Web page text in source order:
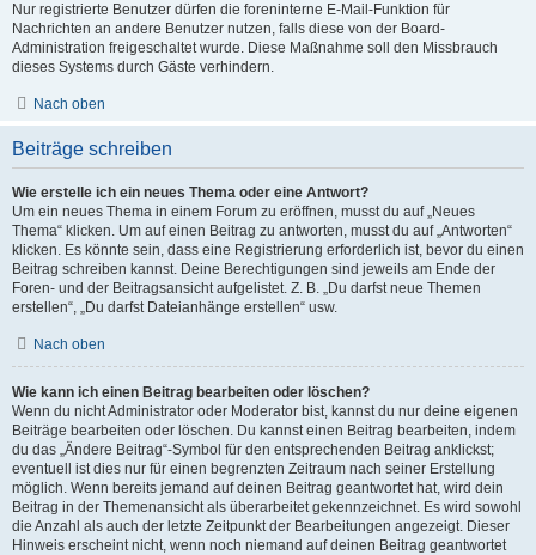
Nur registrierte Benutzer dürfen die foreninterne E-Mail-Funktion für
Nachrichten an andere Benutzer nutzen, falls diese von der Board-
Administration freigeschaltet wurde. Diese Maßnahme soll den Missbrauch
dieses Systems durch Gäste verhindern.
Nach oben
Beiträge schreiben
Wie erstelle ich ein neues Thema oder eine Antwort?
Um ein neues Thema in einem Forum zu eröffnen, musst du auf „Neues
Thema“ klicken. Um auf einen Beitrag zu antworten, musst du auf „Antworten“
klicken. Es könnte sein, dass eine Registrierung erforderlich ist, bevor du einen
Beitrag schreiben kannst. Deine Berechtigungen sind jeweils am Ende der
Foren- und der Beitragsansicht aufgelistet. Z. B. „Du darfst neue Themen
erstellen“, „Du darfst Dateianhänge erstellen“ usw.
Nach oben
Wie kann ich einen Beitrag bearbeiten oder löschen?
Wenn du nicht Administrator oder Moderator bist, kannst du nur deine eigenen
Beiträge bearbeiten oder löschen. Du kannst einen Beitrag bearbeiten, indem
du das „Ändere Beitrag“-Symbol für den entsprechenden Beitrag anklickst;
eventuell ist dies nur für einen begrenzten Zeitraum nach seiner Erstellung
möglich. Wenn bereits jemand auf deinen Beitrag geantwortet hat, wird dein
Beitrag in der Themenansicht als überarbeitet gekennzeichnet. Es wird sowohl
die Anzahl als auch der letzte Zeitpunkt der Bearbeitungen angezeigt. Dieser
Hinweis erscheint nicht, wenn noch niemand auf deinen Beitrag geantwortet